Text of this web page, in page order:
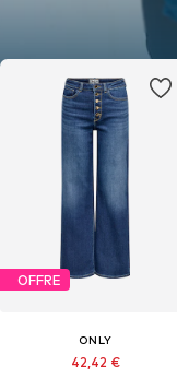
OFFRE
ONLY
42,42 €